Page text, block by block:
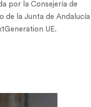
por la Consejería de
de la Junta de Andalucía
UE.